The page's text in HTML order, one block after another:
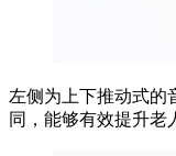
左侧为上下推动式的
同，能够有效提升老